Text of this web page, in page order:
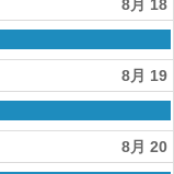
8月 18
8月 19
8月 20